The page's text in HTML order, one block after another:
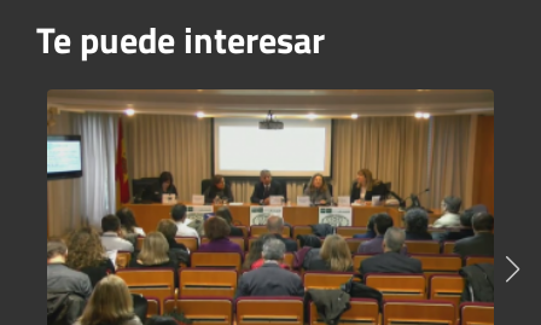
Te puede interesar